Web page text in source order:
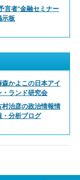
言者”金融セミナー
示板
森かよこの日本アイ
・ランド研究会
村治彦の政治情報情
・分析ブログ